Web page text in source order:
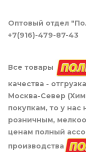
Оптовый отдел
+7(916)-479-87-43
Все товары
качества -
Москва-Север
покупкам, то у
розничным,
ценам полный
производства